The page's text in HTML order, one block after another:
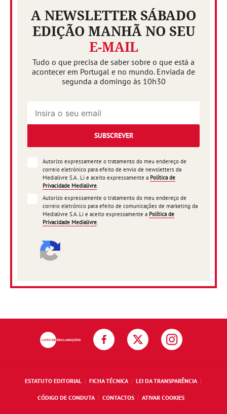
A NEWSLETTER SÁBADO
EDIÇÃO MANHÃ NO SEU
E-MAIL
Tudo o que precisa de saber sobre o que está a
acontecer em Portugal e no mundo. Enviada de
segunda a domingo às 10h30
SUBSCREVER
Autorizo expressamente o tratamento do meu endereço de
correio eletrónico para efeito de envio de newsletters da
Medialivre S.A.. Li e aceito expressamente a Política de
Privacidade Medialivre.
Autorizo expressamente o tratamento do meu endereço de
correio eletrónico para efeito de comunicações de marketing da
Medialivre S.A..Li e aceito expressamente a Política de
Privacidade Medialivre.
ESTATUTO EDITORIAL FICHA TÉCNICA LEI DA TRANSPARÊNCIA
CÓDIGO DE CONDUTA CONTACTOS ATIVAR COOKIES